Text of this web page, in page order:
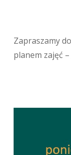
Zapraszamy
planem zajęć –